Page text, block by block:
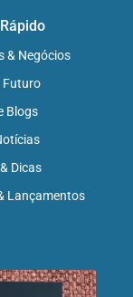
& Negócios
Futuro
Blogs
Dicas
Lançamentos